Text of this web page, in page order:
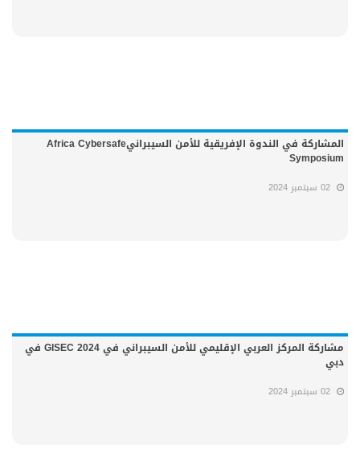
المشاركة في الندوة الإفريقية للأمن السيبرانيAfrica Cybersafe
Symposium
02 سبتمبر 2024
مشاركة المركز العربي الإقليمي للأمن السيبراني في GISEC 2024 في
دبي
02 سبتمبر 2024